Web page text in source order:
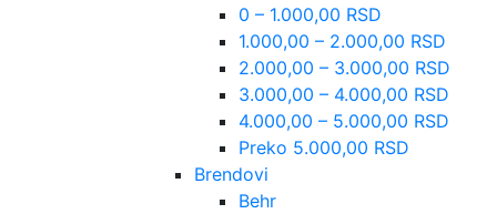
0 – 1.000,00 RSD
1.000,00 – 2.000,00 RSD
2.000,00 – 3.000,00 RSD
3.000,00 – 4.000,00 RSD
4.000,00 – 5.000,00 RSD
Preko 5.000,00 RSD
Brendovi
Behr